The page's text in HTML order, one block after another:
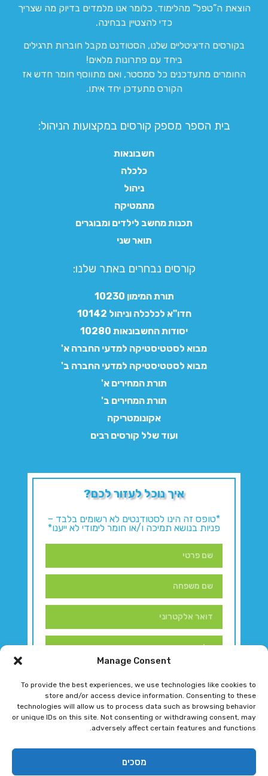
Manage Consent
To provide the best experiences, we use technologies like cookies to
store and/or access device information. Consenting to these
technologies will allow us to process data such as browsing behavior
or unique IDs on this site. Not consenting or withdrawing consent, may
adversely affect certain features and functions.
מסכים
הוצאת ה”טפל” מהלימוד. כלומר אנו מלמדים בדיוק מה שצריך
כדי להצטיין בבחינה.
בקורסים הדיגיטליים שלנו, הסטודנט מקבל חוברות תרגילים
ביחד עם פתרונות מלאים!
החומרים מתעדכנים כל סמסטר, ואם מתווסף חומר חדש אז
הקורס מתעדכן יחד איתו.
בית הספר מספק קורסים במקצועות הניהול:
חשבונאות
כלכלה
ניהול
מתמטיקה
תכנות מחשב לילדים ומבוגרים
תואר שני
קורסים נבחרים באתר שלנו:​
תורת המימון 10230
חדו"א לכלכלה וניהול 10142
יסודות החשבונאות 10280
מבוא לסטטיסטיקה למדעי החברה א'
מבוא לסטטיסטיקה למדעי החברה ב'
תורת המחירים א'
תורת המחירים ב'
אקונומטריקה
ועוד שלל קורסים רבים
איך נוכל לעזור לכם?
*טופס זה הינו לסטודנטים לא רשומים בלבד –
פניות בנושא תמיכה ו/או חומר לימודי לא ייענו*